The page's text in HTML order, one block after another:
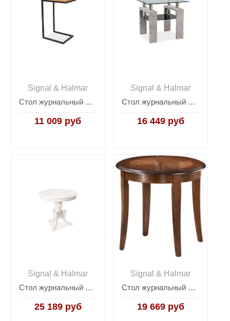
Signal & Halmar
Стол журнальный Signal LARGO C (дуб/черный)
11 009 руб
Signal & Halmar
Стол журнальный Signal LISA D (серый)
16 449 руб
Signal & Halmar
Стол журнальный Signal NEVADA D (белый)
25 189 руб
Signal & Halmar
Стол журнальный Signal CALIFORNIA D (темный орех)
19 669 руб